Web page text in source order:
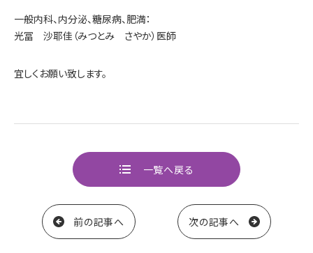
一般内科、内分泌、糖尿病、肥満：
光冨 沙耶佳（みつとみ さやか）医師
宜しくお願い致します。
ページ送り
一覧へ戻る
前の記事へ 次の記事へ